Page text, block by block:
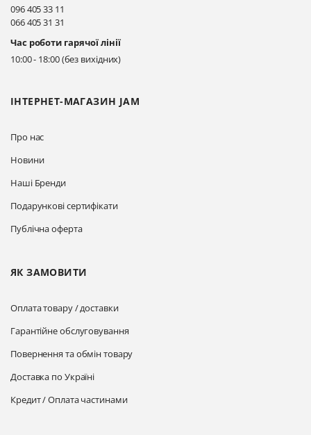
ІНТЕРНЕТ-МАГАЗИН JAM
Про нас
Новини
Наші Бренди
Подарункові сертифікати
Публічна оферта
ЯК ЗАМОВИТИ
Оплата товару / доставки
Гарантійне обслуговування
Повернення та обмін товару
Доставка по Україні
Кредит / Оплата частинами
096 405 33 11
066 405 31 31
Час роботи гарячої лінії
10:00 - 18:00 (без вихідних)